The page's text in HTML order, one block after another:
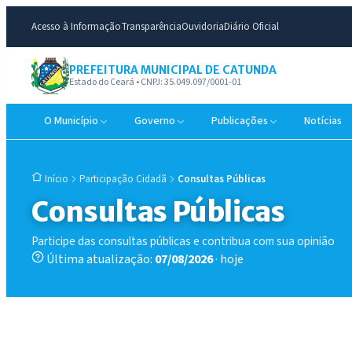
Acesso à InformaçãoTransparênciaOuvidoriaDiário Oficial
PREFEITURA MUNICIPAL DE CATUNDA
Estado do Ceará • CNPJ: 35.049.097/0001-01
O Município Governo Publicações Notícias
Início Participação Cidadã Consultas Públicas
Consultas Públicas
Participe das consultas públicas e contribua com sua opinião
Última atualização: 07/08/2026· hoje